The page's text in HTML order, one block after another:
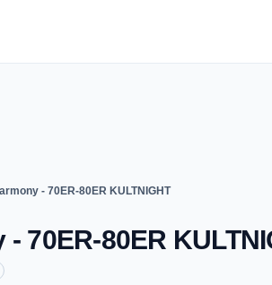
- 70ER-80ER KULTNIGHT
70ER-80ER